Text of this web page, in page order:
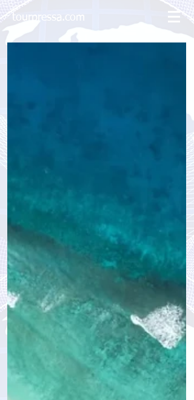
tourpressa.com